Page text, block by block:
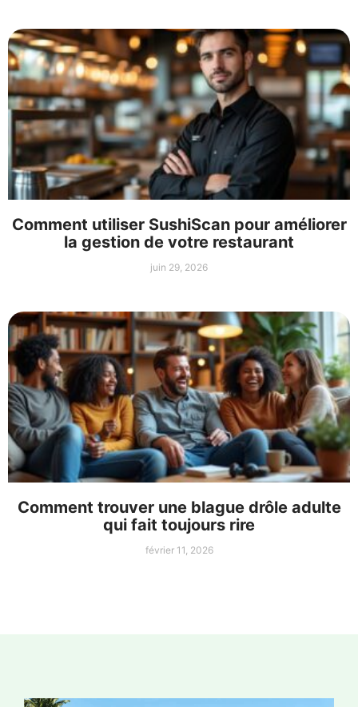
Comment utiliser SushiScan pour améliorer
la gestion de votre restaurant
juin 29, 2026
Comment trouver une blague drôle adulte
qui fait toujours rire
février 11, 2026